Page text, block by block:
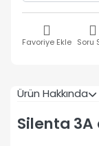
Favoriye Ekle Soru
Ürün Hakkında
Silenta